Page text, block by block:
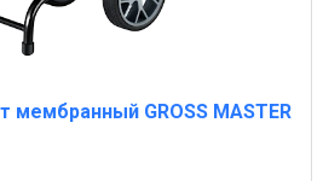
мембранный GROSS MASTER